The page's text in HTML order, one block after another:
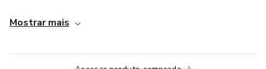
- Estrutura da condução coordenada
- O que faz o cliente comprar de você
Mostrar mais